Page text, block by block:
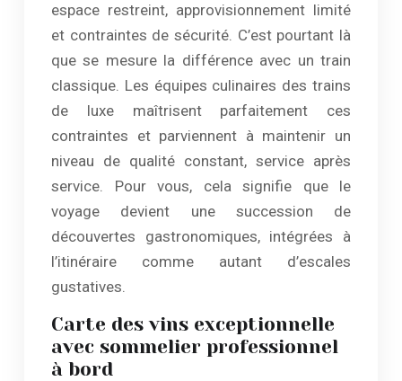
espace restreint, approvisionnement limité
et contraintes de sécurité. C’est pourtant là
que se mesure la différence avec un train
classique. Les équipes culinaires des trains
de luxe maîtrisent parfaitement ces
contraintes et parviennent à maintenir un
niveau de qualité constant, service après
service. Pour vous, cela signifie que le
voyage devient une succession de
découvertes gastronomiques, intégrées à
l’itinéraire comme autant d’escales
gustatives.
Carte des vins exceptionnelle
avec sommelier professionnel
à bord